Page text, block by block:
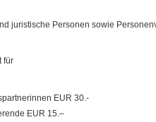
juristische Personen sowie
für
EUR 30.-
EUR 15.–